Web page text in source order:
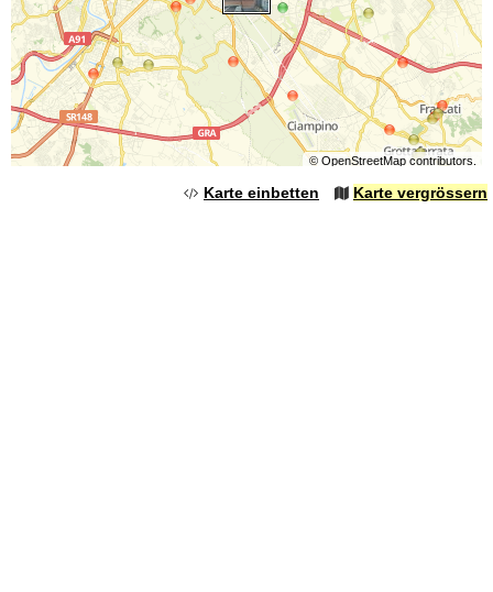
© OpenStreetMapcontributors.
Karte einbetten Karte vergrössern